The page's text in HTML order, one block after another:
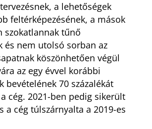
a lehetőségek
feltérképezésének, a mások
szokatlannak tűnő
és nem utolsó sorban az
köszönhetően végül
az egy évvel korábbi
bevételének 70 százalékát
cég. 2021-ben pedig sikerült
a cég túlszárnyalta a 2019-es